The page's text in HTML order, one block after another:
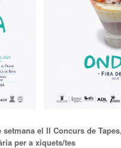
el II Concurs de
per a xiquets/tes